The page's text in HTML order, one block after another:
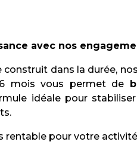
avec nos
construit dans la durée,
mois vous permet de
idéale pour
rentable pour votre